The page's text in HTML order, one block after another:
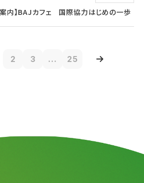
内】BAJカフェ 国際協力はじめの一歩
2 3 ... 25